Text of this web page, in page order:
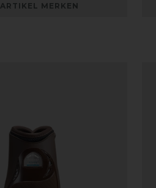
ARTIKEL MERKEN